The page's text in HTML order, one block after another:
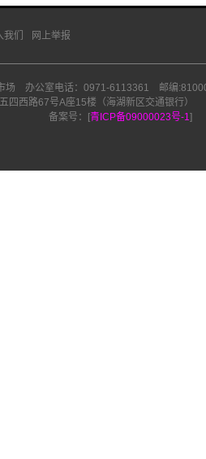
们 网上举报
场 办公室电话：0971-6113361 邮编
四西路67号A座15楼（海湖新区交通银行
备案号：[青ICP备09000023号-1]